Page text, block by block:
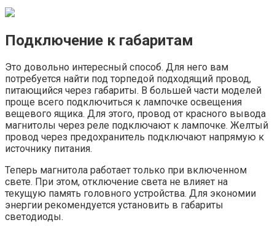
Подключение к габаритам
Это довольно интересный способ. Для него вам
потребуется найти под торпедой подходящий провод,
питающийся через габариты. В большей части моделей
проще всего подключиться к лампочке освещения
вещевого ящика. Для этого, провод от красного вывода
магнитолы через реле подключают к лампочке. Желтый
провод через предохранитель подключают напрямую к
источнику питания.
Теперь магнитола работает только при включенном
свете. При этом, отключение света не влияет на
текущую память головного устройства. Для экономии
энергии рекомендуется установить в габариты
светодиоды.